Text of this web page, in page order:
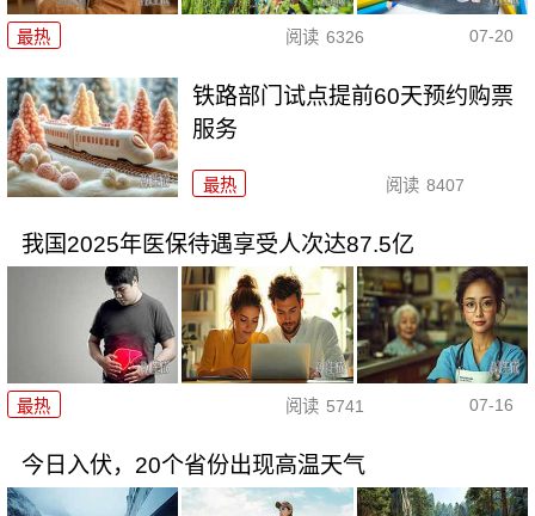
最热 阅读 6326 07-20
铁路部门试点提前60天预约购票
服务
最热 阅读 8407
我国2025年医保待遇享受人次达87.5亿
最热 阅读 5741 07-16
今日入伏，20个省份出现高温天气